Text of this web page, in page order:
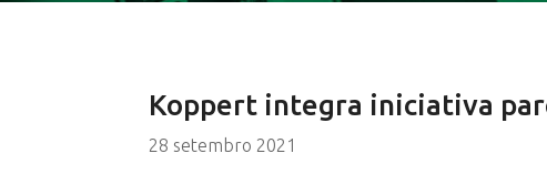
Koppert integra iniciativa
28 setembro 2021